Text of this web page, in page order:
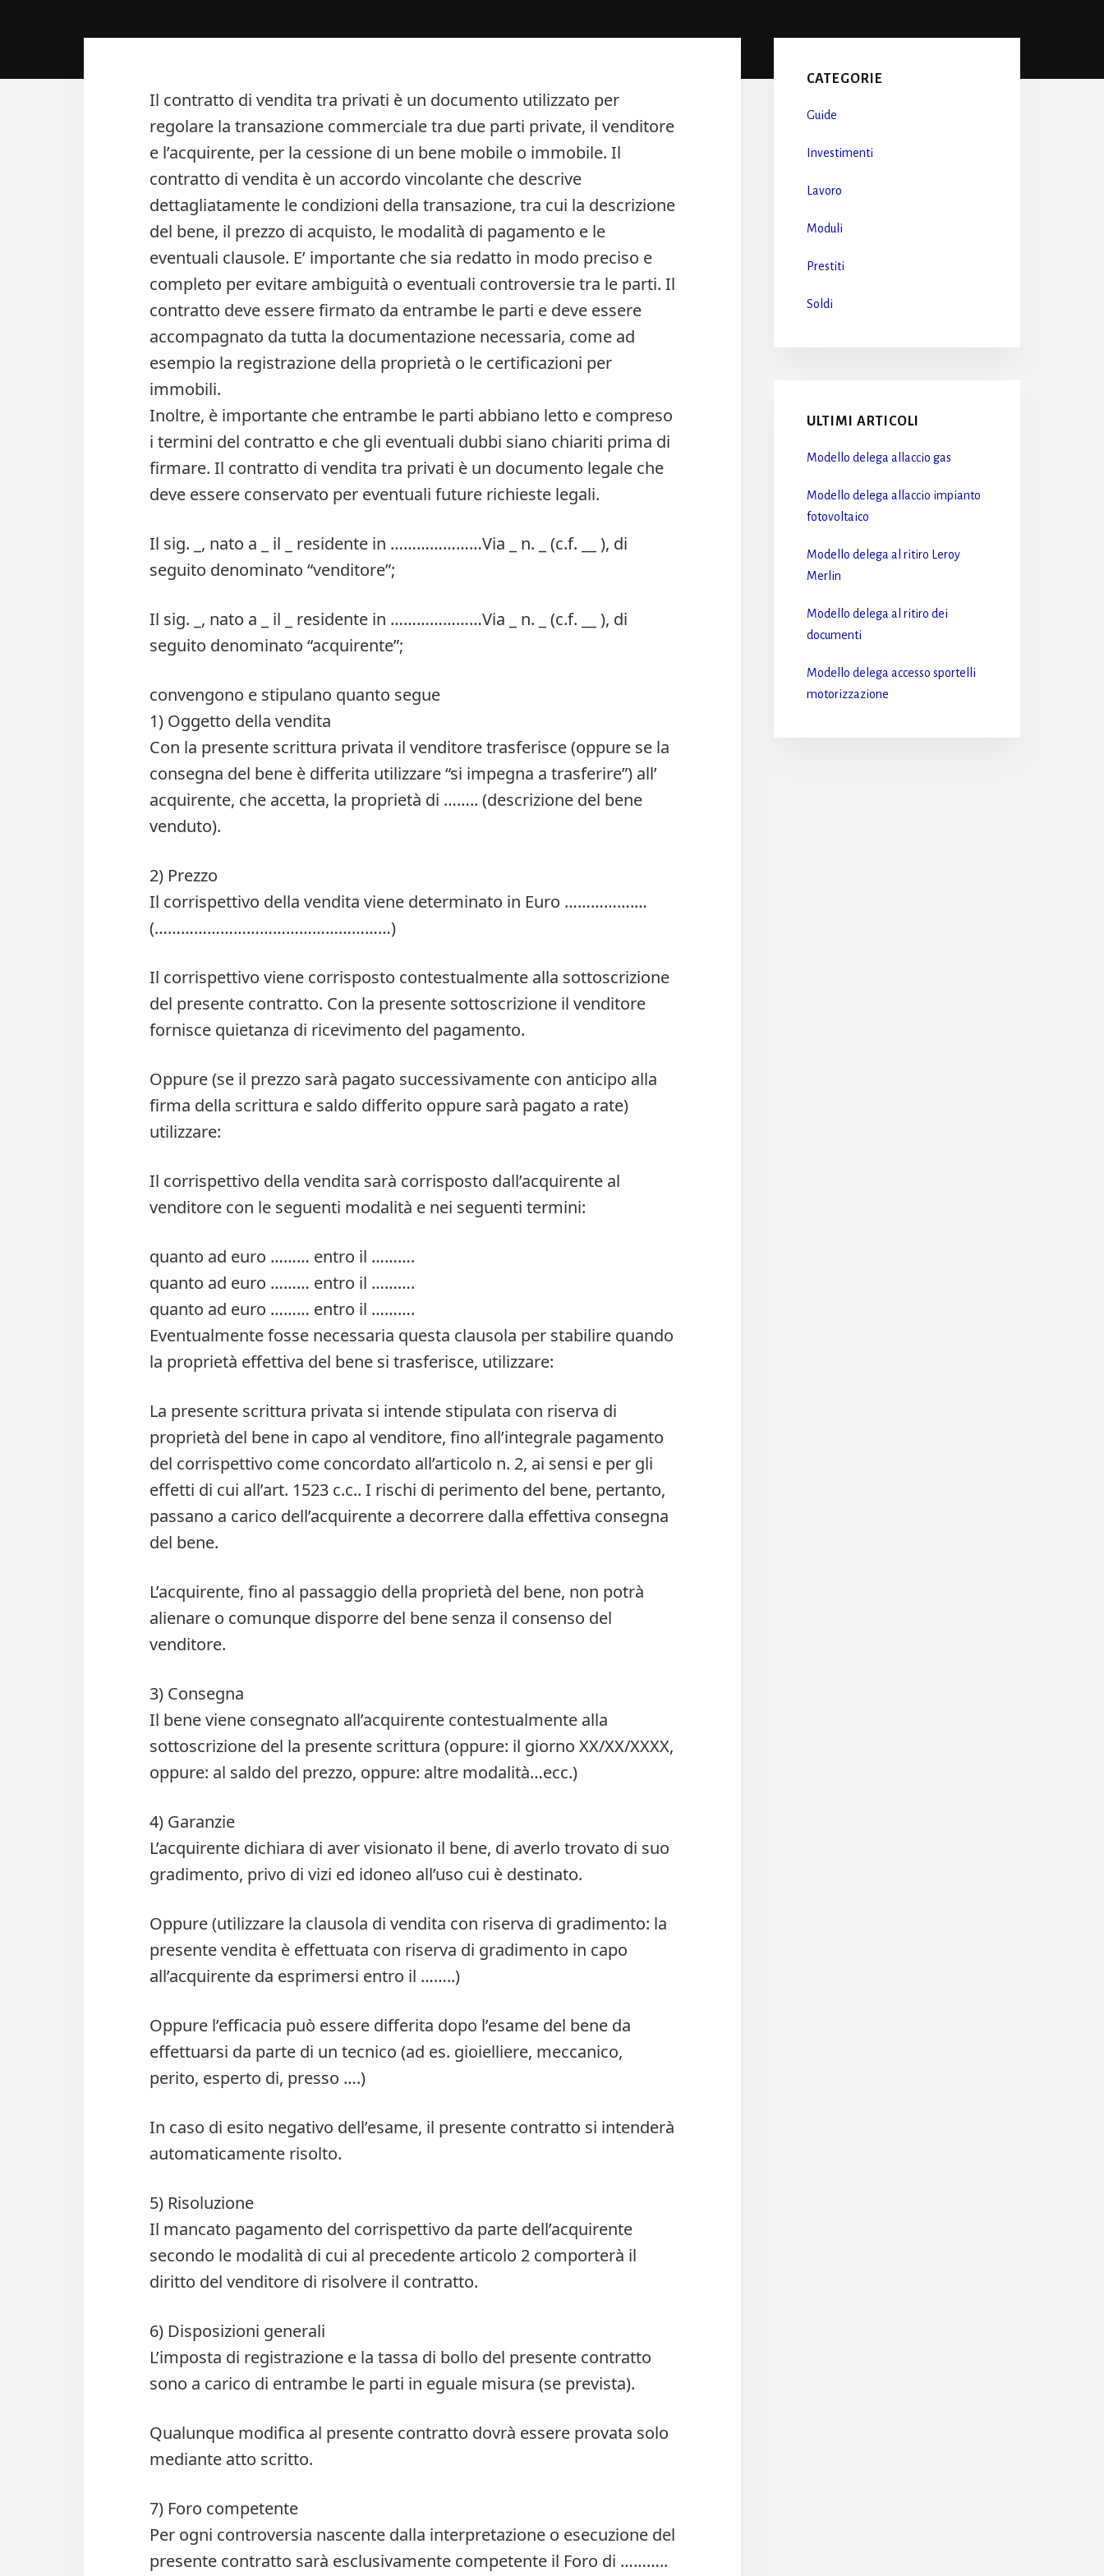
Il contratto di vendita tra privati è un documento utilizzato per
regolare la transazione commerciale tra due parti private, il venditore
e l’acquirente, per la cessione di un bene mobile o immobile. Il
contratto di vendita è un accordo vincolante che descrive
dettagliatamente le condizioni della transazione, tra cui la descrizione
del bene, il prezzo di acquisto, le modalità di pagamento e le
eventuali clausole. E’ importante che sia redatto in modo preciso e
completo per evitare ambiguità o eventuali controversie tra le parti. Il
contratto deve essere firmato da entrambe le parti e deve essere
accompagnato da tutta la documentazione necessaria, come ad
esempio la registrazione della proprietà o le certificazioni per
immobili.
Inoltre, è importante che entrambe le parti abbiano letto e compreso
i termini del contratto e che gli eventuali dubbi siano chiariti prima di
firmare. Il contratto di vendita tra privati è un documento legale che
deve essere conservato per eventuali future richieste legali.
Il sig. _, nato a _ il _ residente in …………………Via _ n. _ (c.f. __ ), di
seguito denominato “venditore”;
Il sig. _, nato a _ il _ residente in …………………Via _ n. _ (c.f. __ ), di
seguito denominato “acquirente”;
convengono e stipulano quanto segue
1) Oggetto della vendita
Con la presente scrittura privata il venditore trasferisce (oppure se la
consegna del bene è differita utilizzare “si impegna a trasferire”) all’
acquirente, che accetta, la proprietà di …….. (descrizione del bene
venduto).
2) Prezzo
Il corrispettivo della vendita viene determinato in Euro …………….…
(………………………………………………)
Il corrispettivo viene corrisposto contestualmente alla sottoscrizione
del presente contratto. Con la presente sottoscrizione il venditore
fornisce quietanza di ricevimento del pagamento.
Oppure (se il prezzo sarà pagato successivamente con anticipo alla
firma della scrittura e saldo differito oppure sarà pagato a rate)
utilizzare:
Il corrispettivo della vendita sarà corrisposto dall’acquirente al
venditore con le seguenti modalità e nei seguenti termini:
quanto ad euro ……… entro il ……….
quanto ad euro ……… entro il ……….
quanto ad euro ……… entro il ……….
Eventualmente fosse necessaria questa clausola per stabilire quando
la proprietà effettiva del bene si trasferisce, utilizzare:
La presente scrittura privata si intende stipulata con riserva di
proprietà del bene in capo al venditore, fino all’integrale pagamento
del corrispettivo come concordato all’articolo n. 2, ai sensi e per gli
effetti di cui all’art. 1523 c.c.. I rischi di perimento del bene, pertanto,
passano a carico dell’acquirente a decorrere dalla effettiva consegna
del bene.
L’acquirente, fino al passaggio della proprietà del bene, non potrà
alienare o comunque disporre del bene senza il consenso del
venditore.
3) Consegna
Il bene viene consegnato all’acquirente contestualmente alla
sottoscrizione del la presente scrittura (oppure: il giorno XX/XX/XXXX,
oppure: al saldo del prezzo, oppure: altre modalità…ecc.)
4) Garanzie
L’acquirente dichiara di aver visionato il bene, di averlo trovato di suo
gradimento, privo di vizi ed idoneo all’uso cui è destinato.
Oppure (utilizzare la clausola di vendita con riserva di gradimento: la
presente vendita è effettuata con riserva di gradimento in capo
all’acquirente da esprimersi entro il ……..)
Oppure l’efficacia può essere differita dopo l’esame del bene da
effettuarsi da parte di un tecnico (ad es. gioielliere, meccanico,
perito, esperto di, presso ….)
In caso di esito negativo dell’esame, il presente contratto si intenderà
automaticamente risolto.
5) Risoluzione
Il mancato pagamento del corrispettivo da parte dell’acquirente
secondo le modalità di cui al precedente articolo 2 comporterà il
diritto del venditore di risolvere il contratto.
6) Disposizioni generali
L’imposta di registrazione e la tassa di bollo del presente contratto
sono a carico di entrambe le parti in eguale misura (se prevista).
Qualunque modifica al presente contratto dovrà essere provata solo
mediante atto scritto.
7) Foro competente
Per ogni controversia nascente dalla interpretazione o esecuzione del
presente contratto sarà esclusivamente competente il Foro di ………..
Sidebar
CATEGORIE
Guide
Investimenti
Lavoro
Moduli
Prestiti
Soldi
ULTIMI ARTICOLI
Modello delega allaccio gas​
Modello delega allaccio impianto
fotovoltaico​
Modello delega al ritiro Leroy
Merlin​
Modello delega al ritiro dei
documenti​
Modello delega accesso sportelli
motorizzazione​